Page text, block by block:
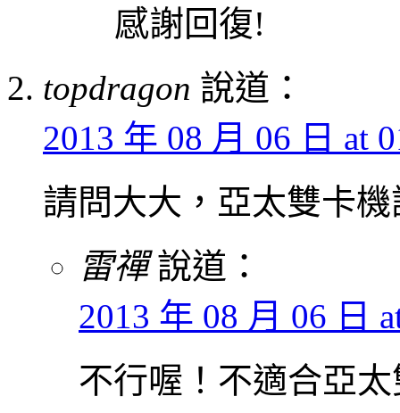
感謝回復!
topdragon 說道：
2013 年 08 月 06 日 at
請問大大，亞太雙卡
雷禪 說道：
2013 年 08 月 06 日
不行喔！不適合亞